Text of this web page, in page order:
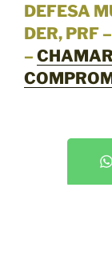
DEFESA
DER, PRF
–